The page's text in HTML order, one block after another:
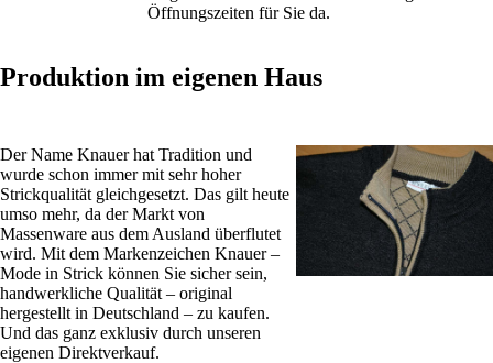
Öffnungszeiten für Sie da.
Produktion im eigenen Haus
Der Name Knauer hat Tradition und
wurde schon immer mit sehr hoher
Strickqualität gleichgesetzt. Das gilt heute
umso mehr, da der Markt von
Massenware aus dem Ausland überflutet
wird. Mit dem Markenzeichen Knauer –
Mode in Strick können Sie sicher sein,
handwerkliche Qualität – original
hergestellt in Deutschland – zu kaufen.
Und das ganz exklusiv durch unseren
eigenen Direktverkauf.